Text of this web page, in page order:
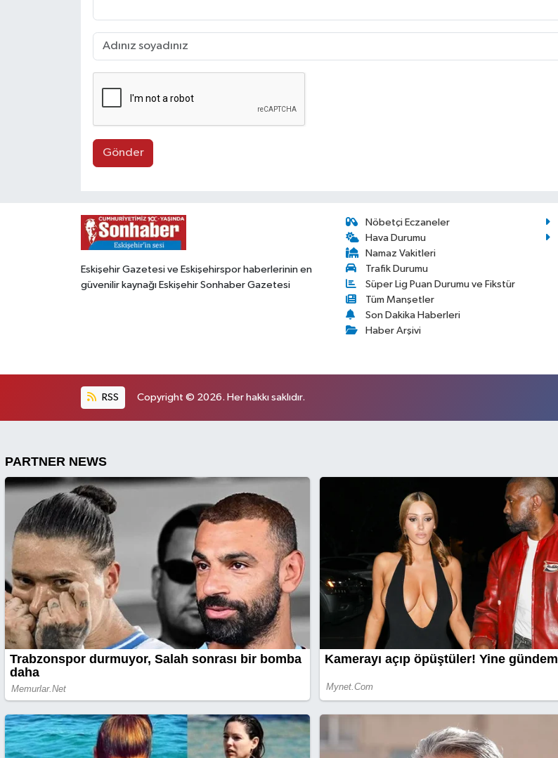
Gönder
Eskişehir Gazetesi ve Eskişehirspor haberlerinin en
güvenilir kaynağı Eskişehir Sonhaber Gazetesi
Nöbetçi Eczaneler
Hava Durumu
Namaz Vakitleri
Trafik Durumu
Süper Lig Puan Durumu ve Fikstür
Tüm Manşetler
Son Dakika Haberleri
Haber Arşivi
RSS Copyright © 2026. Her hakkı saklıdır.